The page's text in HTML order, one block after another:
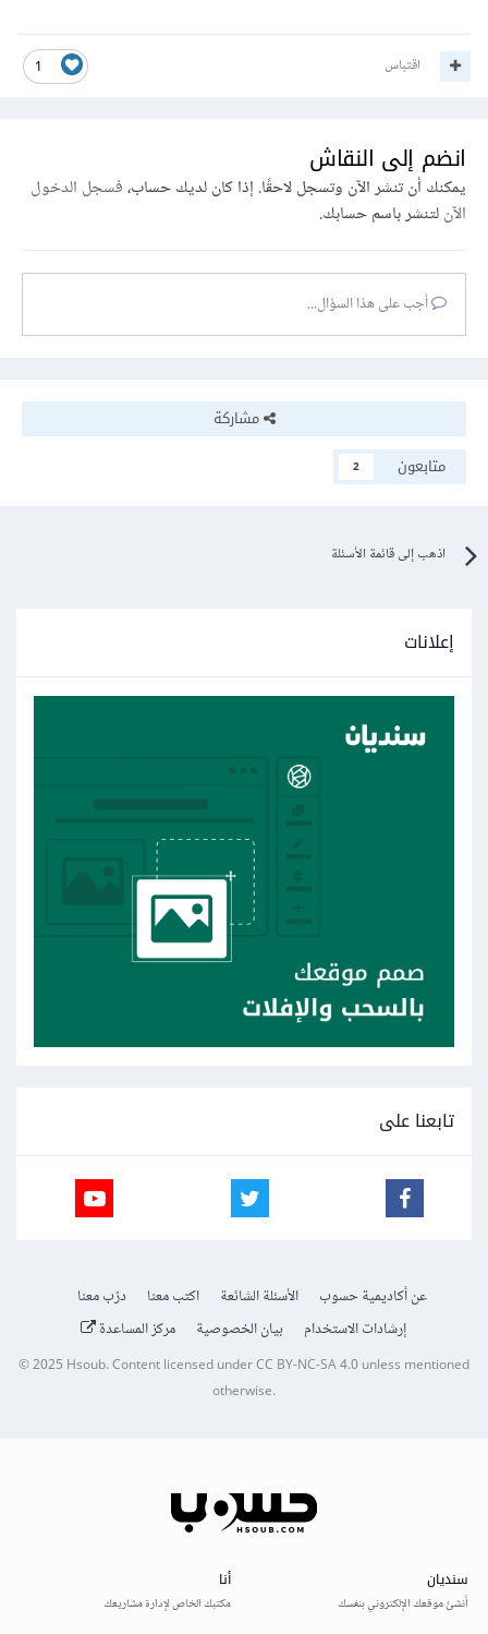
1 اقتباس
انضم إلى النقاش
يمكنك أن تنشر الآن وتسجل لاحقًا. إذا كان لديك حساب،فسجل الدخول
الآنلتنشر باسم حسابك.
أجب على هذا السؤال...
مشاركة
متابعون
2
اذهب إلى قائمة الأسئلة
إعلانات
تابعنا على
عن أكاديمية حسوب الأسئلة الشائعة اكتب معنا
درّب معنا
إرشادات الاستخدام
بيان الخصوصية مركز المساعدة
© 2025Hsoub.Content licensed underCC BY-NC-SA 4.0unless mentioned
otherwise.